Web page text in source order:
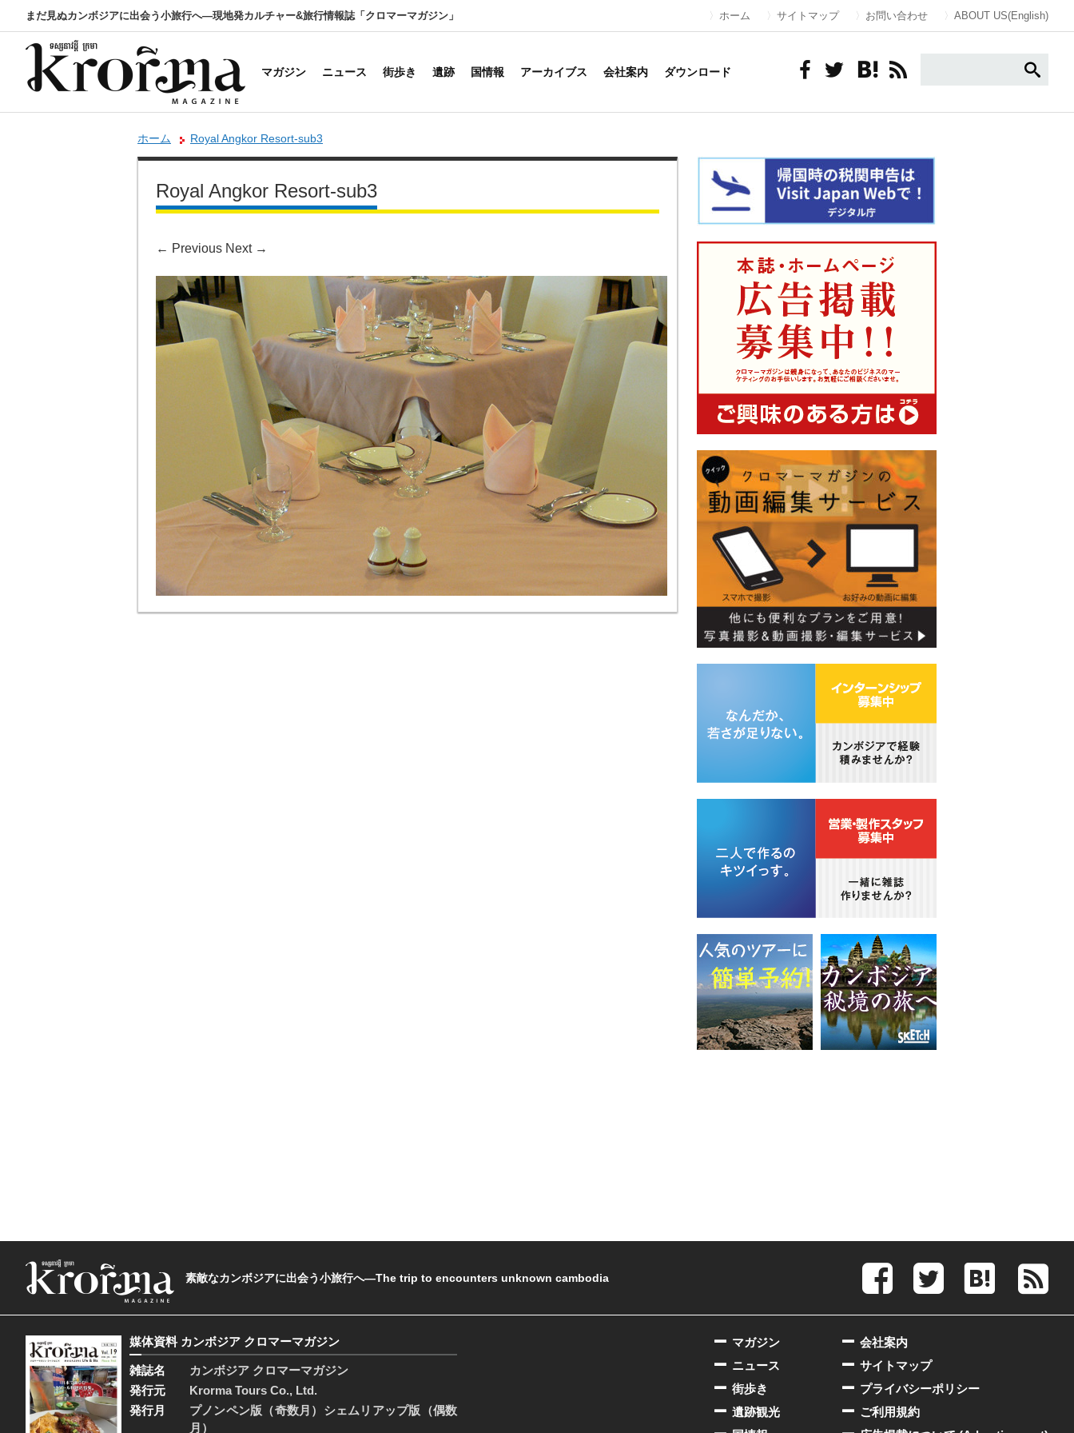
まだ見ぬカンボジアに出会う小旅行へ―現地発カルチャー&旅行情報誌「クロマーマガジン」 ホーム サイトマップ お問い合わせ ABOUT US(English)
マガジン ニュース 街歩き 遺跡 国情報 アーカイブス 会社案内 ダウンロード
ホーム Royal Angkor Resort-sub3
Royal Angkor Resort-sub3
← Previous Next →
素敵なカンボジアに出会う小旅行へ―The trip to encounters unknown cambodia
媒体資料 カンボジア クロマーマガジン
雑誌名
カンボジア クロマーマガジン
発行元
Krorma Tours Co., Ltd.
発行月
プノンペン版（奇数月）シェムリアップ版（偶数
月）
会社案内
サイトマップ
プライバシーポリシー
ご利用規約
マガジン
ニュース
街歩き
遺跡観光